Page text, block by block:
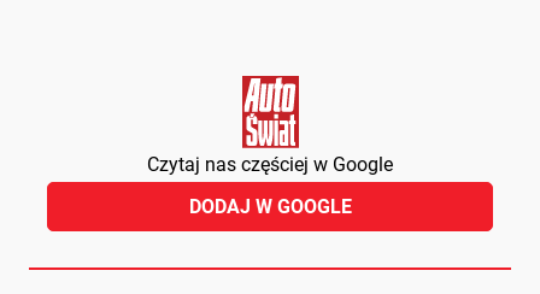
Czytaj nas częściej w Google
DODAJ W GOOGLE